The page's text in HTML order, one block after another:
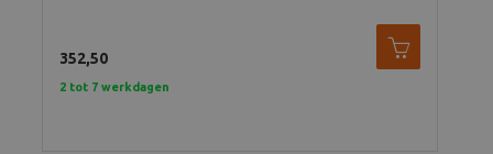
352,50
2 tot 7 werkdagen